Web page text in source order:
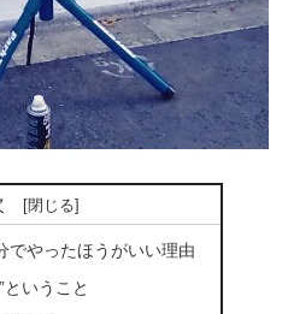
でやったほうがいい理由
ということ